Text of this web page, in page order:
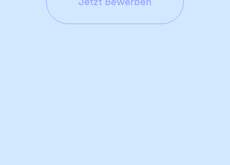
Berufsverband oder juristische Organisation
Sonstige (z.B. Online-Recherche)